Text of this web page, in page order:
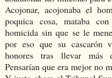
Acojonar, acojonaba el
poquica cosa, mataba
homicida sin que se le
por eso que su cascarón
honores tras llevar más
Pensarían que era mejor no